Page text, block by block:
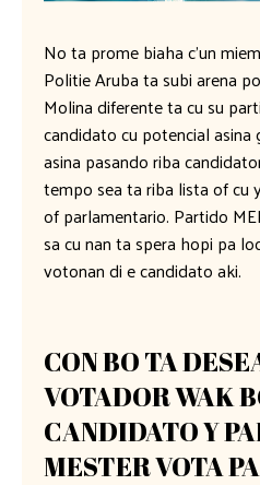
No ta prome biaha c’un
Politie Aruba ta subi arena
Molina diferente ta cu su
candidato cu potencial asina
asina pasando riba
tempo sea ta riba lista of cu
of parlamentario. Partido
sa cu nan ta spera hopi pa
votonan di e candidato aki.
CON BO TA
VOTADOR WAK
CANDIDATO Y
MESTER VOTA